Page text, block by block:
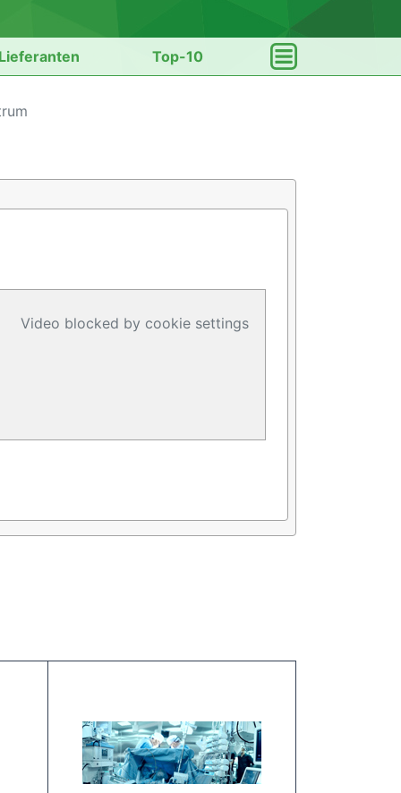
Lieferanten Top-10
Video blocked by cookie settings